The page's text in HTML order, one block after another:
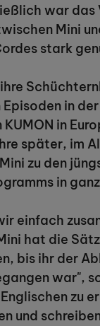
war das
Mini
stark
in
in
später, im
zu den
in
einfach
hat die
bis ihr der
war",
zu
und